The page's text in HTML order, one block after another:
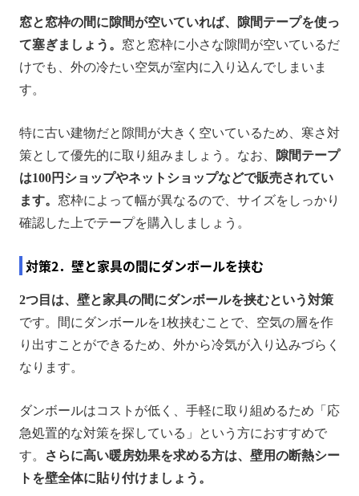
窓と窓枠の間に隙間が空いていれば、隙間テープを使っ
て塞ぎましょう。 窓と窓枠に小さな隙間が空いているだ
けでも、外の冷たい空気が室内に入り込んでしまいま
す。
特に古い建物だと隙間が大きく空いているため、寒さ対
策として優先的に取り組みましょう。なお、
隙間テープ
は100円ショップやネットショップなどで販売されてい
ます。 窓枠によって幅が異なるので、サイズをしっかり
確認した上でテープを購入しましょう。
対策2．壁と家具の間にダンボールを挟む
2つ目は、壁と家具の間にダンボールを挟むという対策
です。間にダンボールを1枚挟むことで、空気の層を作
り出すことができるため、外から冷気が入り込みづらく
なります。
ダンボールはコストが低く、手軽に取り組めるため「応
急処置的な対策を探している」という方におすすめで
す。
さらに高い暖房効果を求める方は、壁用の断熱シー
トを壁全体に貼り付けましょう。